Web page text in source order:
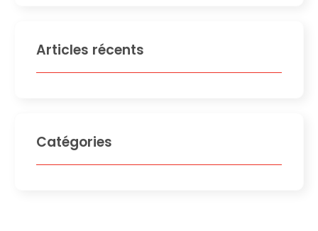
Articles récents
Catégories